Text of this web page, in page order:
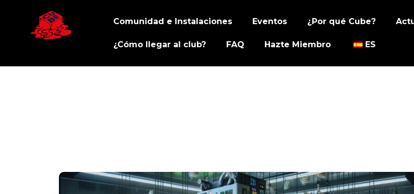
Comunidad e Instalaciones Eventos ¿Por qué Cube?
¿Cómo llegar al club? FAQ Hazte Miembro ES